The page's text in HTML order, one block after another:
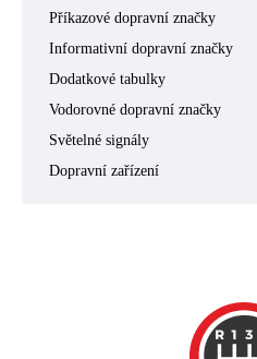
Příkazové dopravní značky
Informativní dopravní značky
Dodatkové tabulky
Vodorovné dopravní značky
Světelné signály
Dopravní zařízení